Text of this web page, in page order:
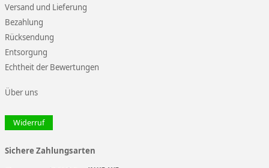
Versand und Lieferung
Bezahlung
Rücksendung
Entsorgung
Echtheit der Bewertungen
Über uns
Widerruf
Sichere Zahlungsarten